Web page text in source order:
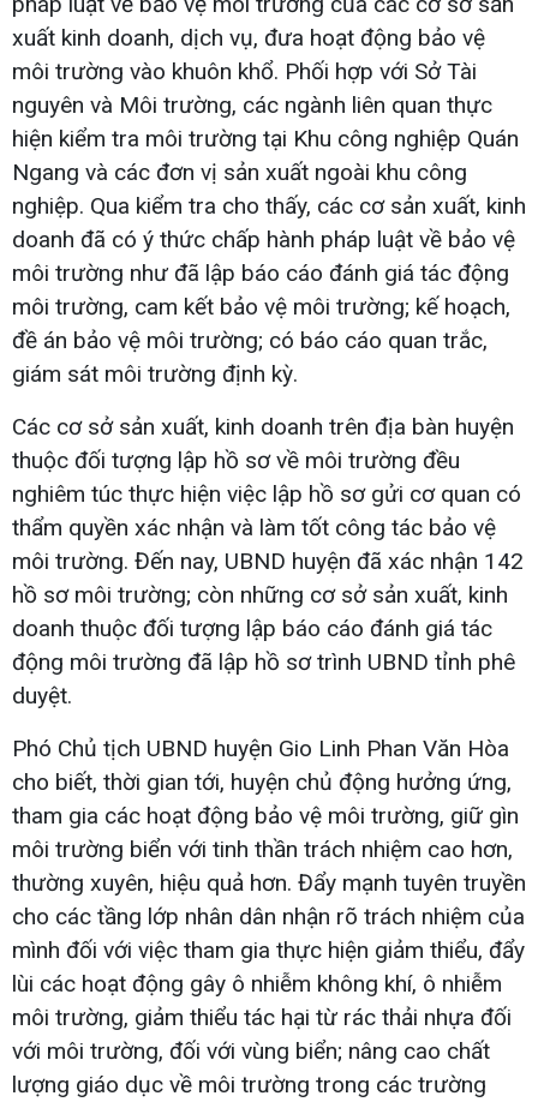
xuất kinh doanh, dịch vụ, đưa hoạt động bảo vệ
môi trường vào khuôn khổ. Phối hợp với Sở Tài
nguyên và Môi trường, các ngành liên quan thực
hiện kiểm tra môi trường tại Khu công nghiệp Quán
Ngang và các đơn vị sản xuất ngoài khu công
nghiệp. Qua kiểm tra cho thấy, các cơ sản xuất, kinh
doanh đã có ý thức chấp hành pháp luật về bảo vệ
môi trường như đã lập báo cáo đánh giá tác động
môi trường, cam kết bảo vệ môi trường; kế hoạch,
đề án bảo vệ môi trường; có báo cáo quan trắc,
giám sát môi trường định kỳ.
Các cơ sở sản xuất, kinh doanh trên địa bàn huyện
thuộc đối tượng lập hồ sơ về môi trường đều
nghiêm túc thực hiện việc lập hồ sơ gửi cơ quan có
thẩm quyền xác nhận và làm tốt công tác bảo vệ
môi trường. Đến nay, UBND huyện đã xác nhận 142
hồ sơ môi trường; còn những cơ sở sản xuất, kinh
doanh thuộc đối tượng lập báo cáo đánh giá tác
động môi trường đã lập hồ sơ trình UBND tỉnh phê
duyệt.
Phó Chủ tịch UBND huyện Gio Linh Phan Văn Hòa
cho biết, thời gian tới, huyện chủ động hưởng ứng,
tham gia các hoạt động bảo vệ môi trường, giữ gìn
môi trường biển với tinh thần trách nhiệm cao hơn,
thường xuyên, hiệu quả hơn. Đẩy mạnh tuyên truyền
cho các tầng lớp nhân dân nhận rõ trách nhiệm của
mình đối với việc tham gia thực hiện giảm thiểu, đẩy
lùi các hoạt động gây ô nhiễm không khí, ô nhiễm
môi trường, giảm thiểu tác hại từ rác thải nhựa đối
với môi trường, đối với vùng biển; nâng cao chất
lượng giáo dục về môi trường trong các trường